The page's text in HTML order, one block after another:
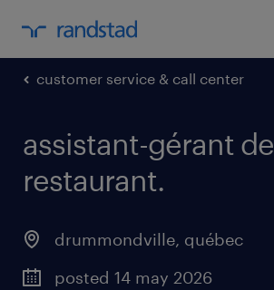
customer service & call center
assistant-gérant de
restaurant.
drummondville, québec
posted 14 may 2026